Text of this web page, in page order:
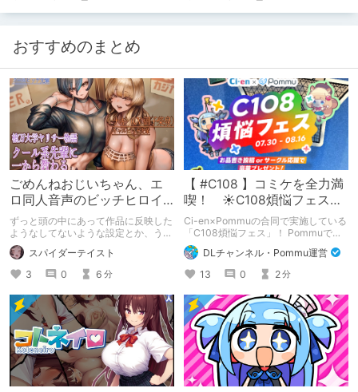
おすすめのまとめ
ごめんねおじいちゃん、エ
ロ同人音声のビッチヒロイ
ンに名前使って～過去作品
コンセプトを思い出そう～
ずっと頭の中にあって作品に反映した
ようなしてないような設定とか、うち
のヒロイン達の名づけの法則とかを頭
の中の映●研の金●さんに「そこにあ
っちゃいけねえんだよ」といわれたの
でとりあえず垂れ流します。
スパイダーテイスト
3
0 6 分
【 #C108 】コミケを全力満
喫！ ☀C108煩悩フェス☀
Pommu版のご案内
Ci-en×Pommuの合同で実施している
「C108煩悩フェス」！ Pommuでの
参加方法について、改めてこちらでも
ご案内いたします！
DLチャンネル・Pommu運営
13
0 2分